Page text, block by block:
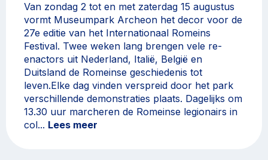
Van zondag 2 tot en met zaterdag 15 augustus
vormt Museumpark Archeon het decor voor de
27e editie van het Internationaal Romeins
Festival. Twee weken lang brengen vele re-
enactors uit Nederland, Italië, België en
Duitsland de Romeinse geschiedenis tot
leven.Elke dag vinden verspreid door het park
verschillende demonstraties plaats. Dagelijks om
13.30 uur marcheren de Romeinse legionairs in
col... Lees meer